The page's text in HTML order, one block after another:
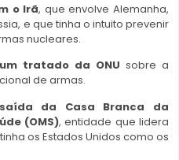
o Irã, que envolve Alemanha,
e que tinha o intuito prevenir
nucleares.
tratado da ONU sobre a
de armas.
da Casa Branca da
(OMS), entidade que lidera
os Estados Unidos como os